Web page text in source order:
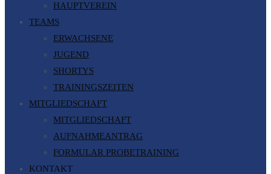
HAUPTVEREIN
TEAMS
ERWACHSENE
JUGEND
SHORTYS
TRAININGSZEITEN
MITGLIEDSCHAFT
MITGLIEDSCHAFT
AUFNAHMEANTRAG
FORMULAR PROBETRAINING
KONTAKT